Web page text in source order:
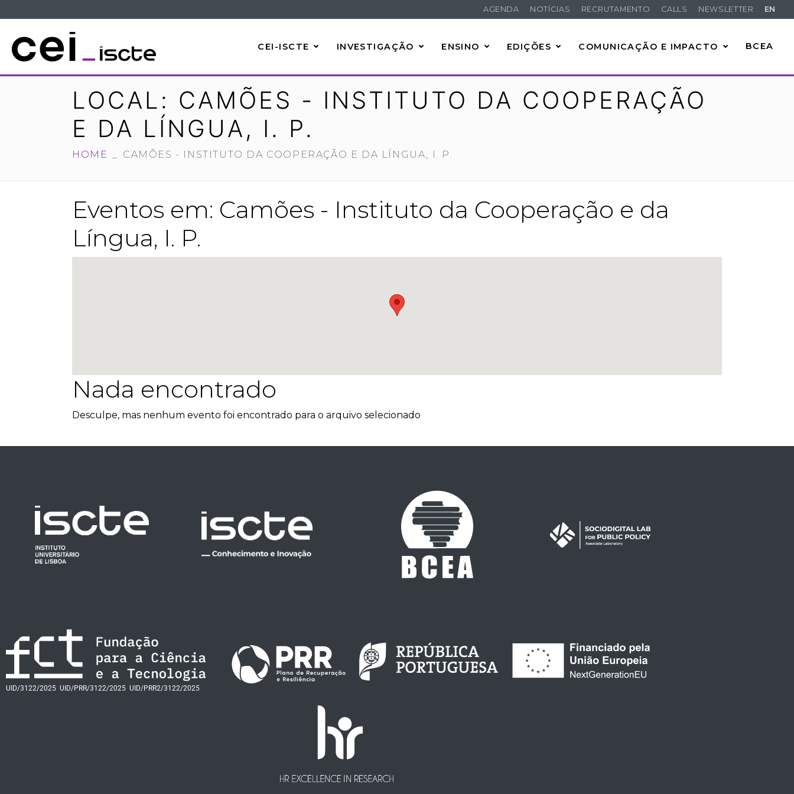
AGENDA NOTÍCIAS RECRUTAMENTO CALLS NEWSLETTER EN
CEI-ISCTE INVESTIGAÇÃO ENSINO EDIÇÕES COMUNICAÇÃO E IMPACTO BCEA
LOCAL: CAMÕES - INSTITUTO DA COOPERAÇÃO
E DA LÍNGUA, I. P.
HOME CAMÕES - INSTITUTO DA COOPERAÇÃO E DA LÍNGUA, I. P.
Eventos em: Camões - Instituto da Cooperação e da
Língua, I. P.
Nada encontrado
Desculpe, mas nenhum evento foi encontrado para o arquivo selecionado
UID/3122/2025 UID/PRR/3122/2025 UID/PRR2/3122/2025